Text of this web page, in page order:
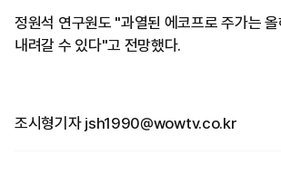
정원석 연구원도 "과열된 에코프로 주가는 올
내려갈 수 있다"고 전망했다.
조시형기자 jsh1990@wowtv.co.kr